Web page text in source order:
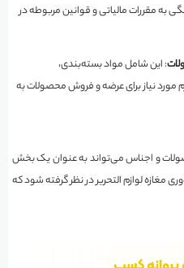
به مقررات مالیاتی و قوانین مربوطه در
: این شامل مواد بسته‌بندی،
نیاز برای عرضه و فروش محصولات به
و اجناس می‌تواند به عنوان یک بخش
مغازه لوازم التحریر در نظر گرفته شود که